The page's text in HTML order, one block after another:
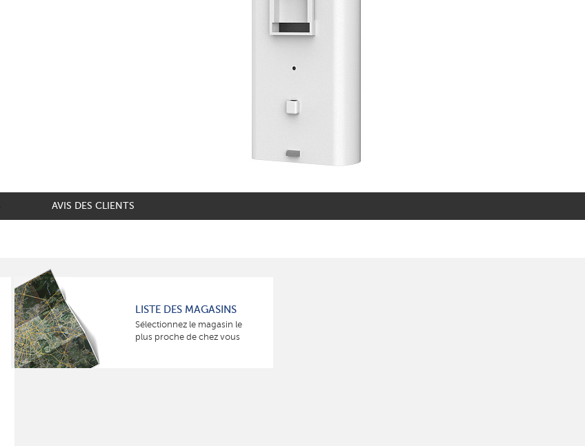
AVIS DES CLIENTS
LISTE DES MAGASINS
Sélectionnez le magasin le
plus proche de chez vous